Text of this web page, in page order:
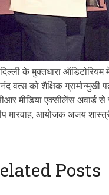
के मुक्तधारा
वत्स को शैक्षिक
मीडिया एक्सीलेंस अवार्ड
मारवाह, आयोजक अजय
Posts